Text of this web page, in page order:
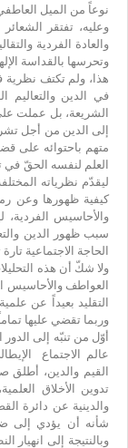
نوعاً من الميل العاطفي
وعليه، تفتقر
والعادة الفردية
وتحرسها بالقداسة
هذا، ولم تكتف نظرية
في الدين والتعاليم
الشريعة، بل عملت
إلى الدين من أجل
متهم باحتوائه على
العلم لنفسه الحقّ في
ليقدّم نظرياته
كيفية ظهورها وعن
والأحاسيس الفردية،
سبب ظهور الدين
الحاجة الاجتماعية تارة
ولا شكّ أن هذه
العواطف والأحاسيس
التقليد بعيداً عن
وربما تقضي عليها
أوّل من تنبّه إلى الدور
عالم الاجتماع
القيم والدين،
تدوين الأخلاق
والدينية عن دائرة
شأنه أن يؤدي إلى
وبالنتيجة إلى انهيار